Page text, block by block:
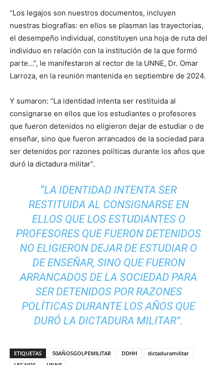
“Los legajos son nuestros documentos, incluyen
nuestras biografías: en ellos se plasman las trayectorias,
el desempeño individual, constituyen una hoja de ruta del
individuo en relación con la institución de la que formó
parte…”, le manifestaron al rector de la UNNE, Dr. Omar
Larroza, en la reunión mantenida en septiembre de 2024.
Y sumaron: “La identidad intenta ser restituida al
consignarse en ellos que los estudiantes o profesores
que fueron detenidos no eligieron dejar de estudiar o de
enseñar, sino que fueron arrancados de la sociedad para
ser detenidos por razones políticas durante los años que
duró la dictadura militar”.
“LA IDENTIDAD INTENTA SER
RESTITUIDA AL CONSIGNARSE EN
ELLOS QUE LOS ESTUDIANTES O
PROFESORES QUE FUERON DETENIDOS
NO ELIGIERON DEJAR DE ESTUDIAR O
DE ENSEÑAR, SINO QUE FUERON
ARRANCADOS DE LA SOCIEDAD PARA
SER DETENIDOS POR RAZONES
POLÍTICAS DURANTE LOS AÑOS QUE
DURÓ LA DICTADURA MILITAR”.
ETIQUETAS 50AÑOSGOLPEMILITAR DDHH
dictaduramilitar